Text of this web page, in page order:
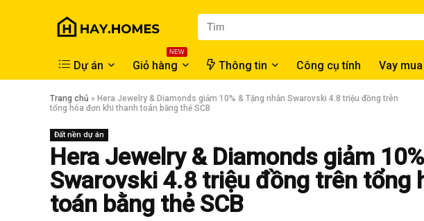
Dự án
NEW
Giỏ hàng Thông tin Công cụ tính Vay
Trang chủ » Hera Jewelry & Diamonds giảm 10% & Tặng nhẫn Swarovski 4.8 triệu đồng trên
tổng hóa đơn khi thanh toán bằng thẻ SCB
Đất nền dự án
Hera Jewelry & Diamonds giảm
Swarovski 4.8 triệu đồng trên tổng
toán bằng thẻ SCB